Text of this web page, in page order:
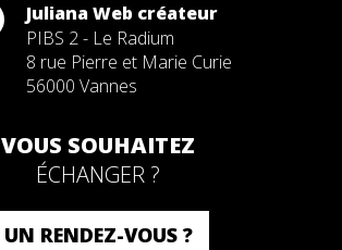
Juliana Web créateur
PIBS 2 - Le Radium
8 rue Pierre et Marie Curie
56000 Vannes
VOUS SOUHAITEZ
ÉCHANGER ?
UN RENDEZ-VOUS ?